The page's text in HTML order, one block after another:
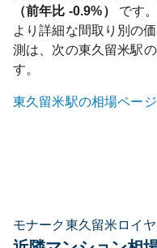
（前年比 -0.9%）
です。
より詳細な間取り別の
測は、次の東久留米駅
す。
東久留米駅の相場ペー
モナーク東久留米ロイ